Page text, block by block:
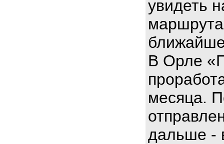
увидеть
В Орле
месяца.
дальше -